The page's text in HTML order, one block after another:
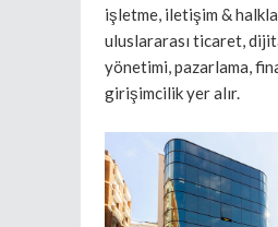
işletme, iletişim &
uluslararası ticaret,
yönetimi, pazarlama,
girişimcilik yer alır.